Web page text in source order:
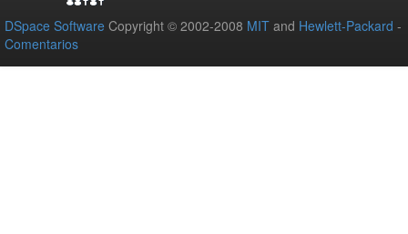
DSpace Software Copyright © 2002-2008 MIT and Hewlett-Packard -
Comentarios